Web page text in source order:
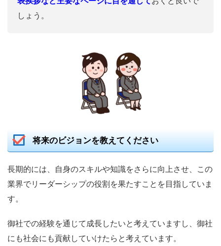
しょう。
将来のビジョンを教えてください
長期的には、自身のスキルや知識をさらに向上させ、この
業界でリーダーシップの役割を果たすことを目指していま
す。
御社での経験を通じて成長したいと考えていますし、御社
にも社会にも貢献していけたらと考えています。